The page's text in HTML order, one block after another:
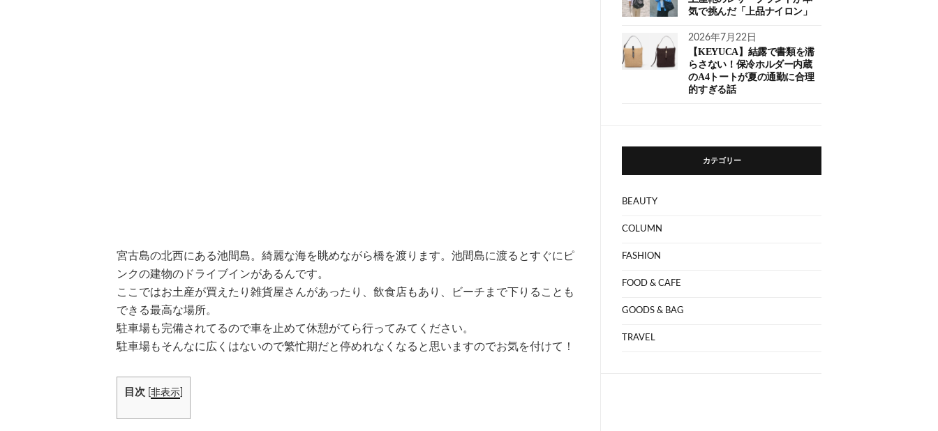
宮古島の北西にある池間島。綺麗な海を眺めながら橋を渡ります。池間島に渡るとすぐにピ
ンクの建物のドライブインがあるんです。
ここではお土産が買えたり雑貨屋さんがあったり、飲食店もあり、ビーチまで下りることも
できる最高な場所。
駐車場も完備されてるので車を止めて休憩がてら行ってみてください。
駐車場もそんなに広くはないので繁忙期だと停めれなくなると思いますのでお気を付けて！
目次 非表示
気で挑んだ「上品ナイロン」
2026年7月22日
【KEYUCA】結露で書類を濡
らさない！保冷ホルダー内蔵
のA4トートが夏の通勤に合理
的すぎる話
カテゴリー
BEAUTY
COLUMN
FASHION
FOOD & CAFE
GOODS & BAG
TRAVEL